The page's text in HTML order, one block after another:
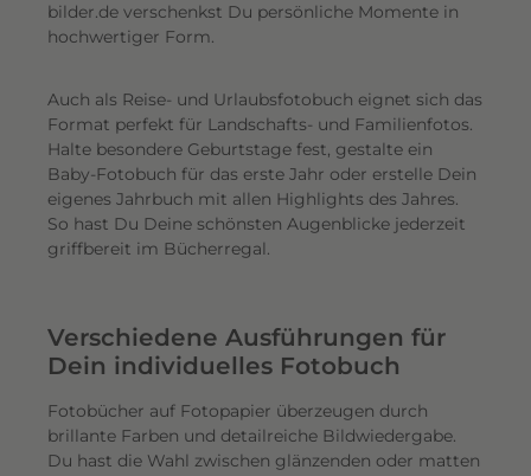
bilder.de verschenkst Du persönliche Momente in
hochwertiger Form.
Auch als Reise- und Urlaubsfotobuch eignet sich das
Format perfekt für Landschafts- und Familienfotos.
Halte besondere Geburtstage fest, gestalte ein
Baby-Fotobuch für das erste Jahr oder erstelle Dein
eigenes Jahrbuch mit allen Highlights des Jahres.
So hast Du Deine schönsten Augenblicke jederzeit
griffbereit im Bücherregal.
Verschiedene Ausführungen für
Dein individuelles Fotobuch
Fotobücher auf Fotopapier überzeugen durch
brillante Farben und detailreiche Bildwiedergabe.
Du hast die Wahl zwischen glänzenden oder matten